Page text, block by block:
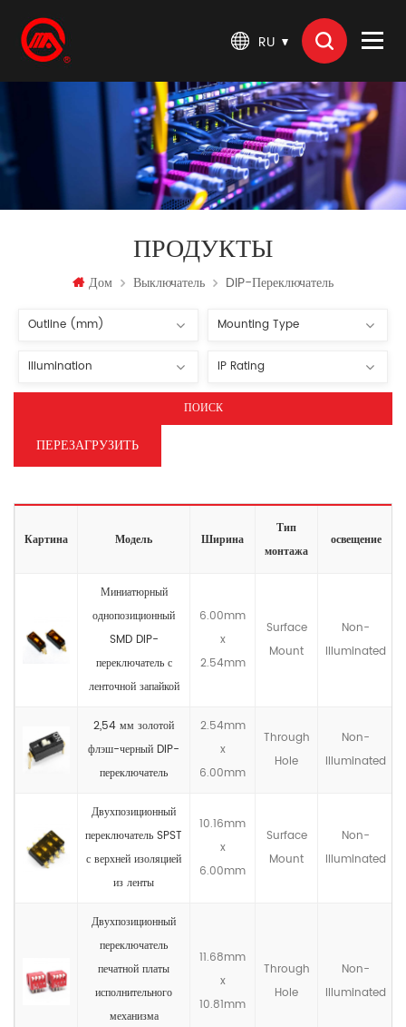
RU
ПРОДУКТЫ
Дом Выключатель DIP-Переключатель
ПОИСК
ПЕРЕЗАГРУЗИТЬ
Картина Модель Ширина
Тип
монтажа
освещение
Миниатюрный
однопозиционный
SMD DIP-
переключатель с
ленточной запайкой
6.00mm
x
2.54mm
Surface
Mount
Non-
llluminated
2,54 мм золотой
флэш-черный DIP-
переключатель
2.54mm
x
6.00mm
Through
Hole
Non-
llluminated
Двухпозиционный
переключатель SPST
с верхней изоляцией
из ленты
10.16mm
x
6.00mm
Surface
Mount
Non-
llluminated
Двухпозиционный
переключатель
печатной платы
исполнительного
механизма
11.68mm
x
10.81mm
Through
Hole
Non-
llluminated